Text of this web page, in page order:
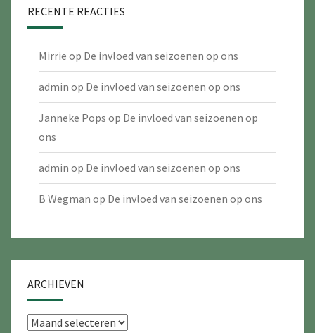
RECENTE REACTIES
Mirrie op De invloed van seizoenen op ons
admin op De invloed van seizoenen op ons
Janneke Pops op De invloed van seizoenen op
ons
admin op De invloed van seizoenen op ons
B Wegman op De invloed van seizoenen op ons
ARCHIEVEN
Archieven